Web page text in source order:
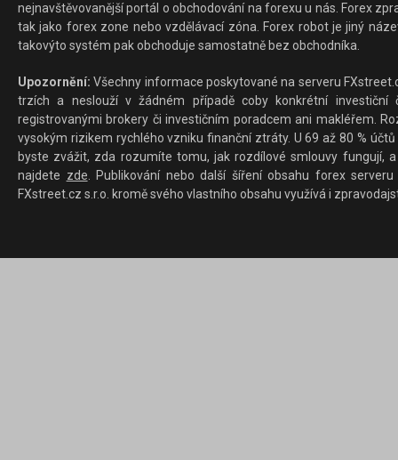
nejnavštěvovanější portál o obchodování na forexu u nás. Forex
tak jako forex zone nebo vzdělávací zóna. Forex robot je jiný
takovýto systém pak obchoduje samostatně bez obchodníka.
Upozornění: Všechny informace poskytované na serveru
trzích a neslouží v žádném případě coby konkrétní investiční
registrovanými brokery či investičním poradcem ani makléřem.
vysokým rizikem rychlého vzniku finanční ztráty. U 69 až 80 %
byste zvážit, zda rozumíte tomu, jak rozdílové smlouvy fungují,
najdete zde. Publikování nebo další šíření obsahu forex
FXstreet.cz s.r.o. kromě svého vlastního obsahu využívá i